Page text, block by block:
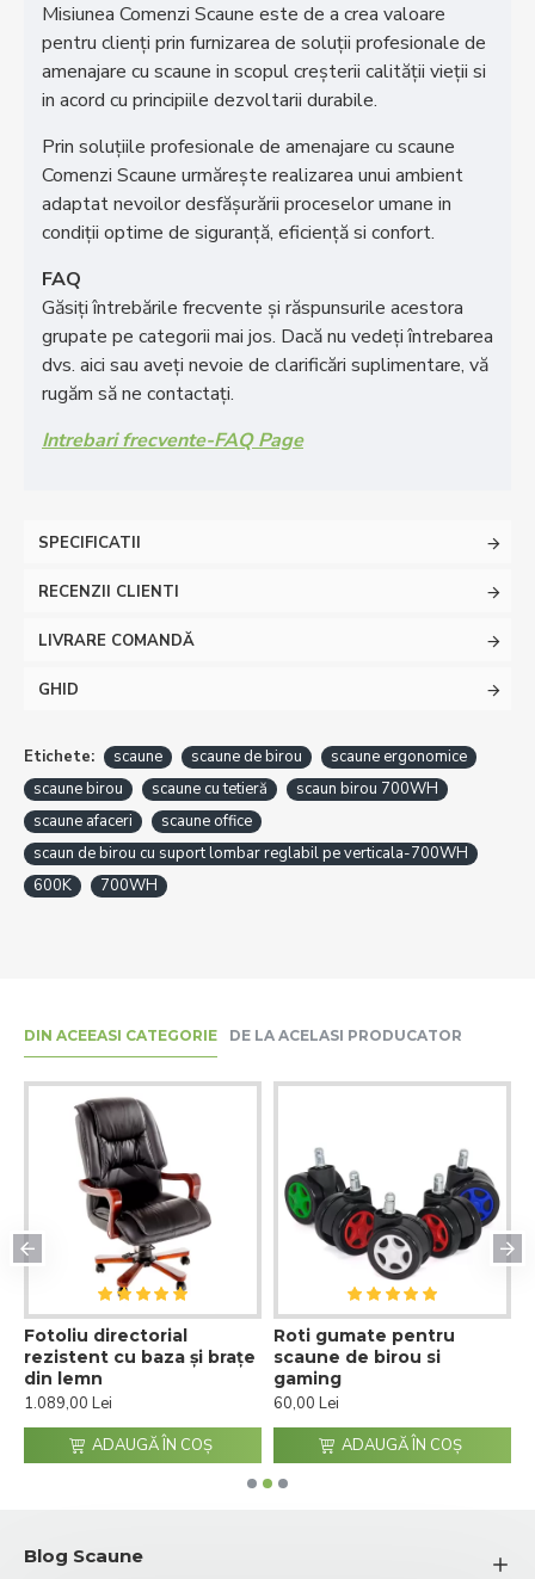
Misiunea Comenzi Scaune este de a crea valoare
pentru clienţi prin furnizarea de soluţii profesionale de
amenajare cu scaune in scopul creşterii calităţii vieţii si
in acord cu principiile dezvoltarii durabile.
Prin soluţiile profesionale de amenajare cu scaune
Comenzi Scaune urmăreşte realizarea unui ambient
adaptat nevoilor desfăşurării proceselor umane in
condiţii optime de siguranţă, eficienţă si confort.
FAQ
Găsiți întrebările frecvente și răspunsurile acestora
grupate pe categorii mai jos. Dacă nu vedeți întrebarea
dvs. aici sau aveți nevoie de clarificări suplimentare, vă
rugăm să ne contactați.
Intrebari frecvente-FAQ Page
SPECIFICATII
RECENZII CLIENTI
LIVRARE COMANDĂ
GHID
Etichete: scaune scaune de birou
scaune ergonomice
scaune birou
scaune cu tetieră
scaun birou 700WH
scaune afaceri
scaune office
scaun de birou cu suport lombar reglabil pe verticala-700WH
600K
700WH
DIN ACEEASI CATEGORIE DE LA ACELASI PRODUCATOR
Fotoliu directorial
rezistent cu baza și brațe
din lemn
1.089,00 Lei
ADAUGĂ ÎN COŞ
Roti gumate pentru
scaune de birou si
gaming
60,00 Lei
ADAUGĂ ÎN COŞ
Blog Scaune